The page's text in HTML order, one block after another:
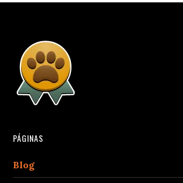
PÁGINAS
Blog